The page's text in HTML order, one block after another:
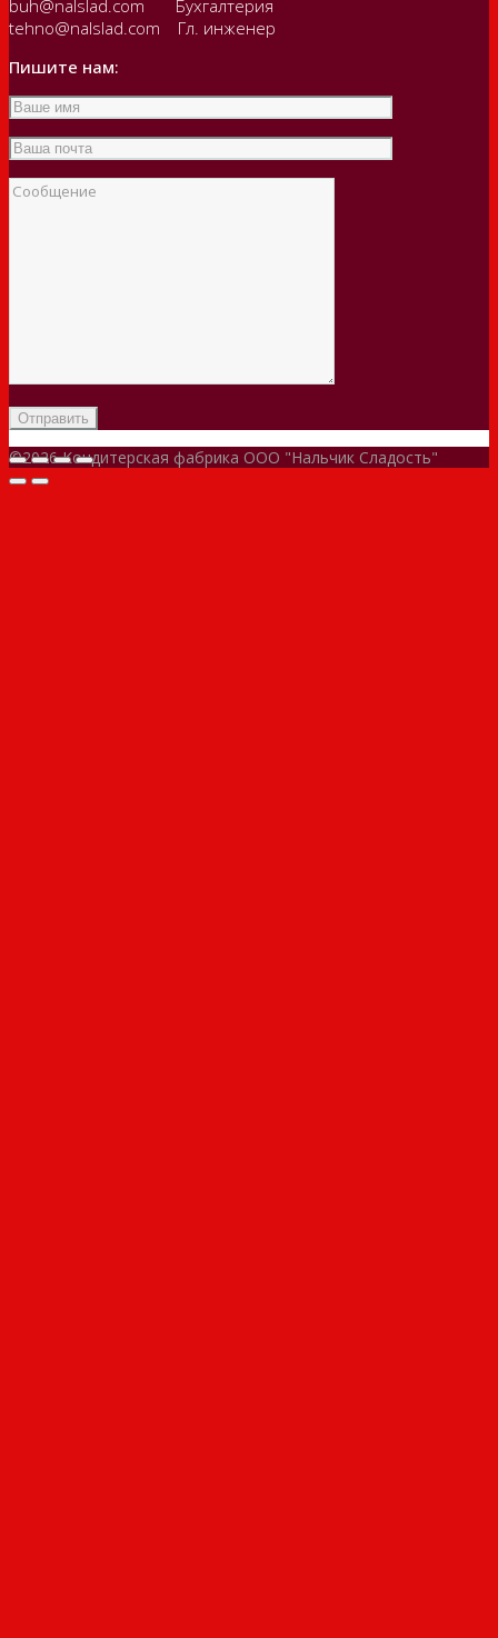
buh@nalslad.com Бухгалтерия
tehno@nalslad.com Гл. инженер
Пишите нам:
©2026 Кондитерская фабрика ООО "Нальчик Сладость"